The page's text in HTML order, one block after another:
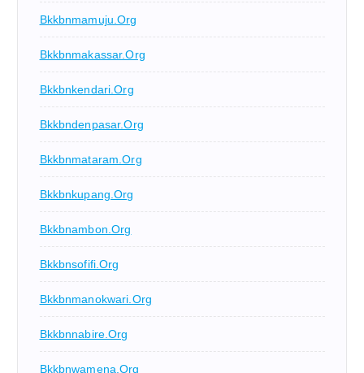
Bkkbnmamuju.org
Bkkbnmakassar.org
Bkkbnkendari.org
Bkkbndenpasar.org
Bkkbnmataram.org
Bkkbnkupang.org
Bkkbnambon.org
Bkkbnsofifi.org
Bkkbnmanokwari.org
Bkkbnnabire.org
Bkkbnwamena.org